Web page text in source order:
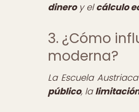
dineroy elcálculo
3. ¿Cómo
moderna?
La Escuela
público, la